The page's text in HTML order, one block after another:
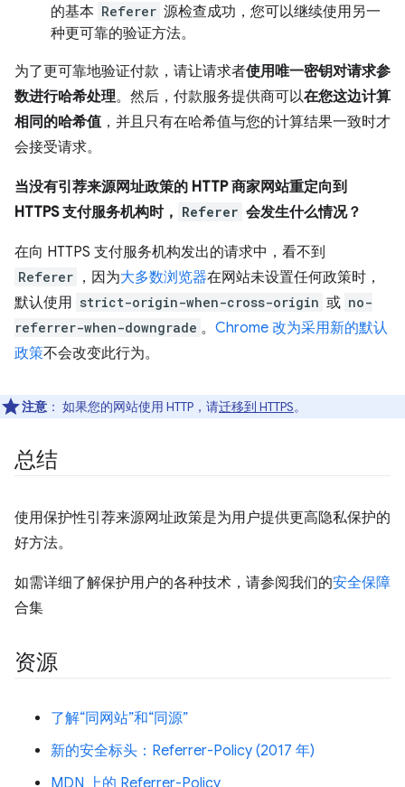
的基本 Referer 源检查成功，您可以继续使用另一
种更可靠的验证方法。
为了更可靠地验证付款，请让请求者使用唯一密钥对请求参
数进行哈希处理。然后，付款服务提供商可以在您这边计算
相同的哈希值 ，并且只有在哈希值与您的计算结果一致时才
会接受请求。
当没有引荐来源网址政策的 HTTP 商家网站重定向到
HTTPS 支付服务机构时， Referer 会发生什么情况？
在向 HTTPS 支付服务机构发出的请求中，看不到
Referer ，因为大多数浏览器在网站未设置任何政策时，
默认使用 strict-origin-when-cross-origin 或 no-
referrer-when-downgrade 。 Chrome 改为采用新的默认
政策不会改变此行为。
注意 ： 如果您的网站使用 HTTP，请迁移到 HTTPS。
总结
使用保护性引荐来源网址政策是为用户提供更高隐私保护的
好方法。
如需详细了解保护用户的各种技术，请参阅我们的安全保障
合集
资源
了解“同网站”和“同源”
新的安全标头：Referrer-Policy (2017 年)
MDN 上的 Referrer-Policy